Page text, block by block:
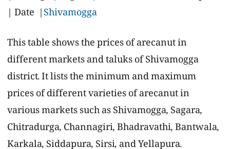
| Date |Shivamogga
This table shows the prices of arecanut in
different markets and taluks of Shivamogga
district. It lists the minimum and maximum
prices of different varieties of arecanut in
various markets such as Shivamogga, Sagara,
Chitradurga, Channagiri, Bhadravathi, Bantwala,
Karkala, Siddapura, Sirsi, and Yellapura.